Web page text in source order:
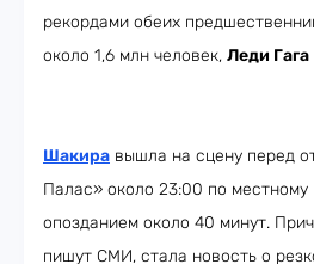
рекордами обеих
около 1,6 млн человек, Леди Гага
Шакира вышла на сцену перед
Палас» около 23:00 по
опозданием около 40 минут.
пишут СМИ, стала новость о